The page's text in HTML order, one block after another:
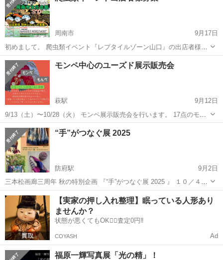
周南市
9月17日
初めまして。 爬虫類イベント『レプタイルゾーン山口』の出店者様募
集です。プロショップ様、ブリーダー様、グッズクリエイター様、大
募集です。是非ホームページで詳細をご確認ください。 ⬛︎概要 爬虫類
好きが集う即売会イベ...
山口 周南市 展示会
モンペ中心のユーズド展示販売会
萩駅
9月12日
9/13（土）〜10/28（火） モンペ展示販売会を行います。 17点のモン
ペや、リメイクトップスをご用意。 キッズダンサーのために作ったキ
ッズ用モンペや、 イベントの企画のファッションショーで使われたモ
ンペ、 ユーズドモン...
山口 萩市 萩駅 展示会
“手”がつなぐ展 2025
防府駅
9月2日
三本松画廊三周年 秋の特別企画 『“手”がつなぐ展 2025 』 １０／４
(土)〜１３(月) ７日(火)休み アートカフェ・アートギャラリー 三本松
画廊（山口市下小鯖3350） https://www.faceboo...
山口 山口市 防府駅 展示会 アート
【実家の押し入れ整理】眠っている人形あり
ませんか？
状態が悪くてもOK🙆‍♀️査定0円‼️
COYASH Ad
福原一輝写真展「光の精」！